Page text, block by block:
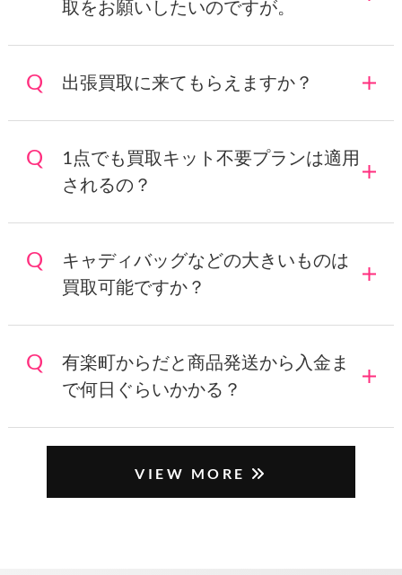
取をお願いしたいのですが。
出張買取に来てもらえますか？
1点でも買取キット不要プランは適用
されるの？
キャディバッグなどの大きいものは
買取可能ですか？
有楽町からだと商品発送から入金ま
で何日ぐらいかかる？
VIEW MORE